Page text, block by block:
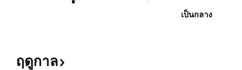
เป็นกลาง
ฤดูกาล